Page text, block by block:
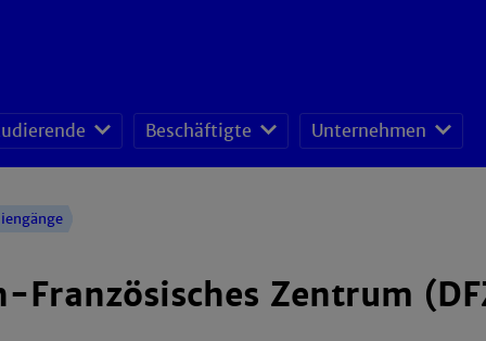
Beschäftigte Unternehmen
Französisches Zentrum